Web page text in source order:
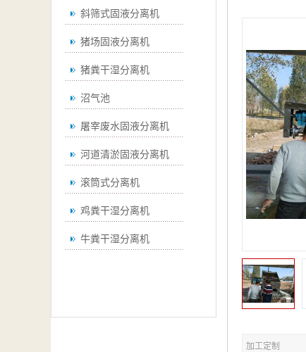
斜筛式固液分离机
猪场固液分离机
猪粪干湿分离机
沼气池
屠宰废水固液分离机
河道清淤固液分离机
滚筒式分离机
鸡粪干湿分离机
牛粪干湿分离机
加工定制